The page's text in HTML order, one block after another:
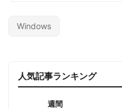
Windows
人気記事ランキング
週間